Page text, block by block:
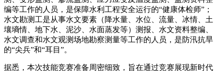
编等工作的人员，是保障水利工程安全运行的“健康体检师”；
水文勘测工是从事水文要素（降水量、水位、流量、冰情、土
壤墒情、地下水、泥沙、水面蒸发等）测报、水文资料整编、
水文调查和水文观测场地勘察测量等工作的人员，是防汛抗旱
的“尖兵”和“耳目”。
据悉，本次技能竞赛准备周密细致，旨在通过竞赛展现新时代